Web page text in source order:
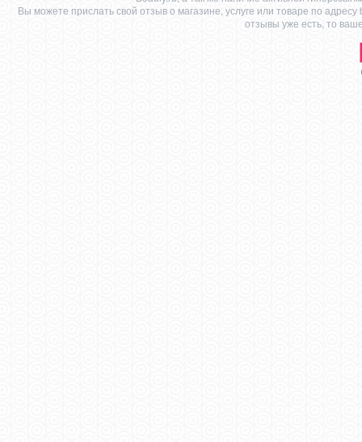
Вы можете прислать свой отзыв о магазине, услуге или товаре по адресу
отзывы уже есть, то